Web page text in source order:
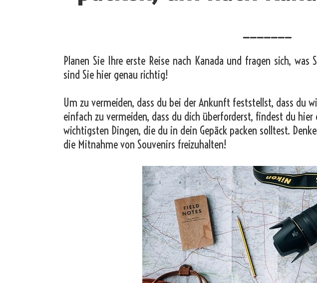
Planen Sie Ihre erste Reise nach Kanada und fragen sich,
sind Sie hier genau richtig!
Um zu vermeiden, dass du bei der Ankunft feststellst, dass du
einfach zu vermeiden, dass du dich überforderst, findest du
wichtigsten Dingen, die du in dein Gepäck packen solltest.
die Mitnahme von Souvenirs freizuhalten!